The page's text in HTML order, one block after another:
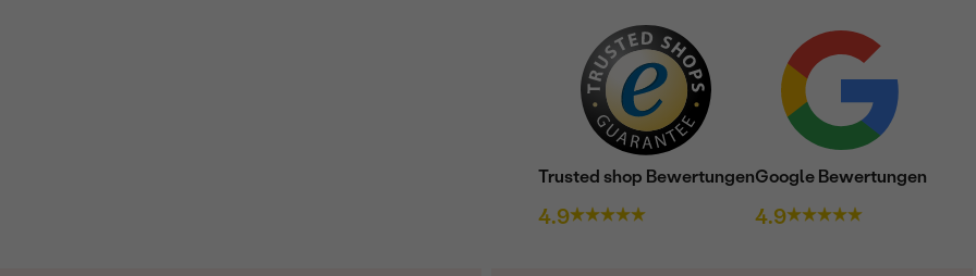
Trusted shop Bewertungen
4.9
Google Bewertungen
4.9